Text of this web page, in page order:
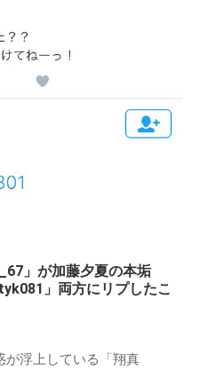
」が加藤夕夏の本垢
」両方にリプしたこ
が浮上している「翔真